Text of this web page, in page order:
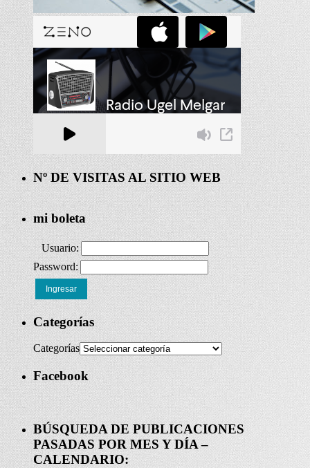
Nº DE VISITAS AL SITIO WEB
mi boleta
Usuario:
Password:
Ingresar
Categorías
Categorías
Facebook
BÚSQUEDA DE PUBLICACIONES
PASADAS POR MES Y DÍA –
CALENDARIO: